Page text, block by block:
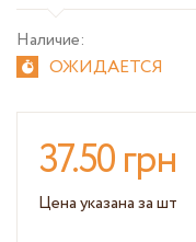
Наличие:
ОЖИДАЕТСЯ
37.50 грн
Цена указана за шт